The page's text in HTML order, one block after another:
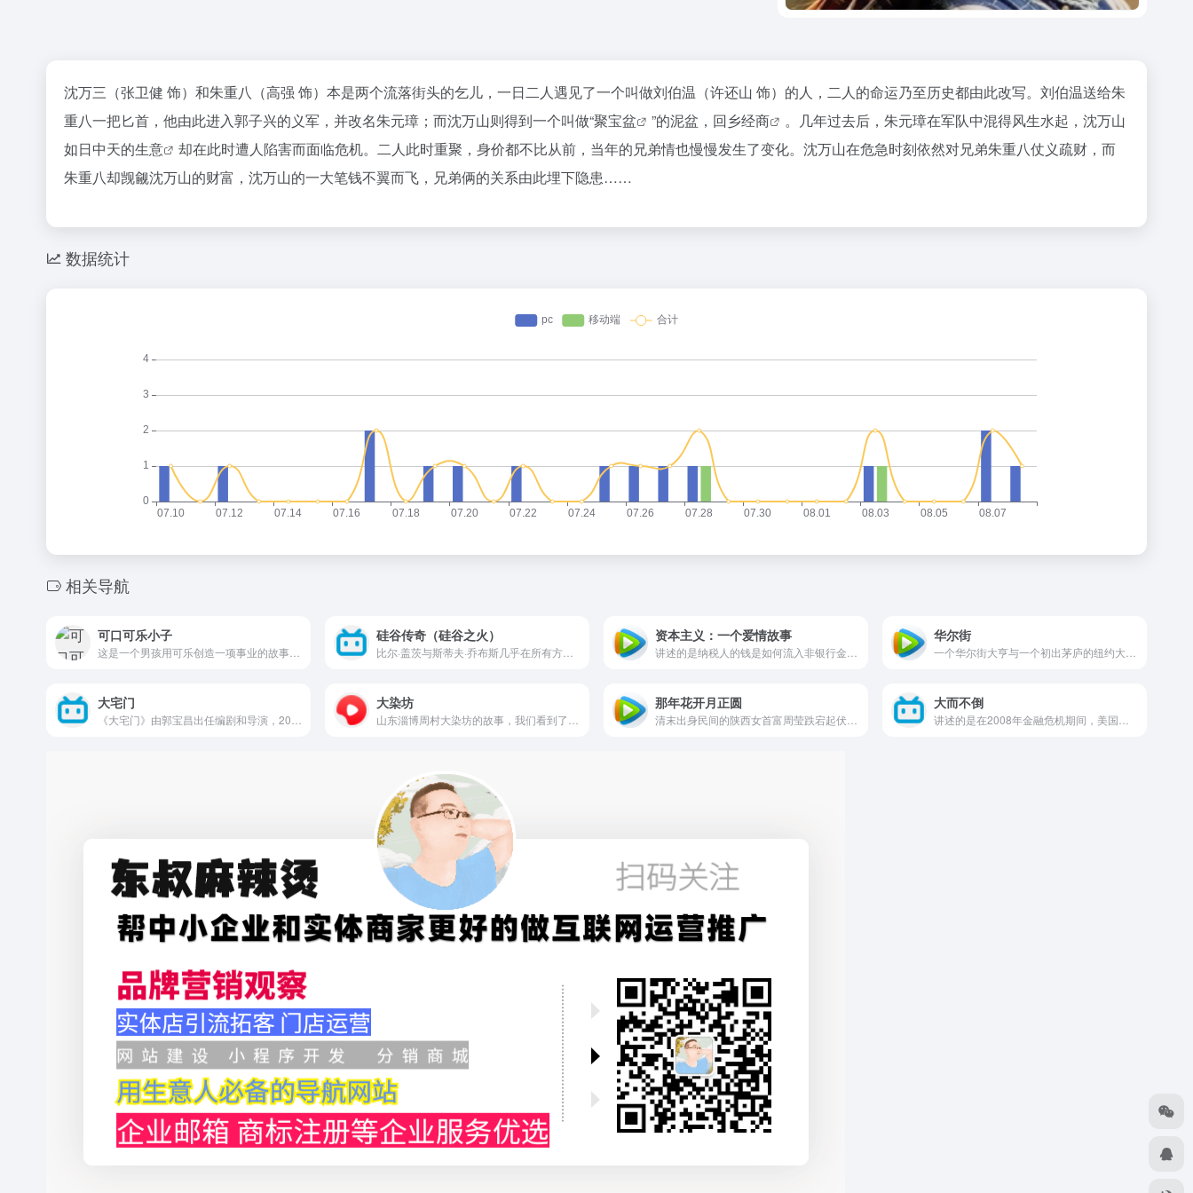
沈万三（张卫健 饰）和朱重八（高强 饰）本是两个流落街头的乞儿，一日二人遇见了一个叫做刘伯温（许还山 饰）的人，二人的命运乃至历史都由此改写。刘伯温送给朱
重八一把匕首，他由此进入郭子兴的义军，并改名朱元璋；而沈万山则得到一个叫做“聚宝盆 ”的泥盆，回乡经商
。几年过去后，朱元璋在军队中混得风生水起，沈万山
如日中天的生意
却在此时遭人陷害而面临危机。二人此时重聚，身价都不比从前，当年的兄弟情也慢慢发生了变化。沈万山在危急时刻依然对兄弟朱重八仗义疏财，而
朱重八却觊觎沈万山的财富，沈万山的一大笔钱不翼而飞，兄弟俩的关系由此埋下隐患……
数据统计
相关导航
可口可乐小子 硅谷传奇（硅谷之火） 资本主义：一个爱情故事 华尔街
大宅门 大染坊 那年花开月正圆 大而不倒